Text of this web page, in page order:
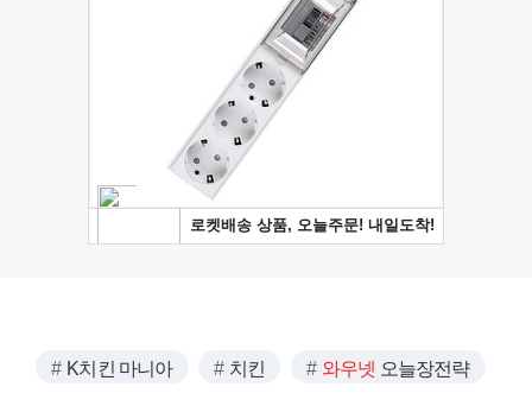
K치킨 마니아 치킨 와우넷 오늘장전략